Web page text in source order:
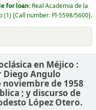
for loan: Real Academia de la
(1) Call number: Pl-5598/5600 .
en Méjico :
Diego Angulo
de 1958
; y discurso de
López Otero.